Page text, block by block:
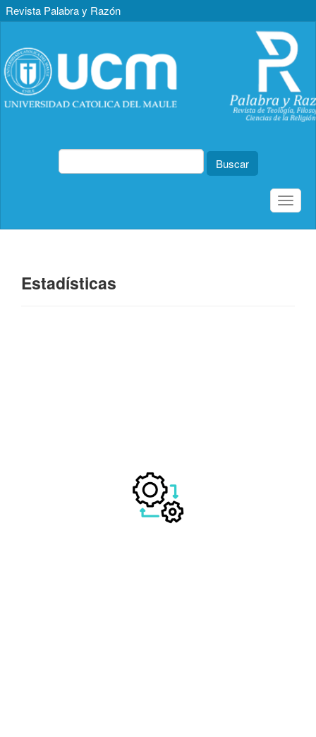
Revista Palabra y Razón
Contenido
principal
Barra
lateral
Buscar
Toggle
Estadísticas